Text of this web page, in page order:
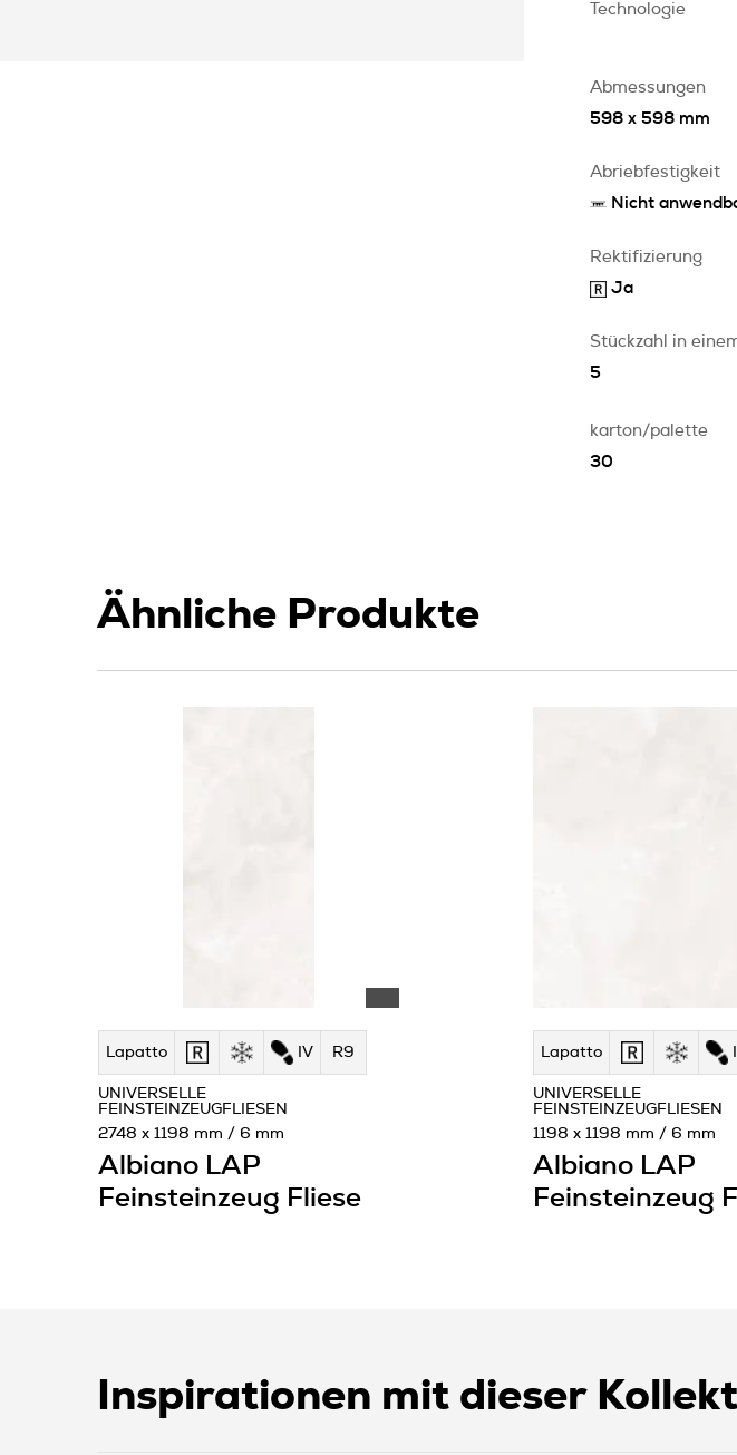
Technologie
Abmessungen
598 x 598 mm
Abriebfestigkeit
Nicht
Rektifizierung
Ja
Stückzahl in
5
karton/palette
30
Ähnliche Produkte
Lapatto IV R9
Albiano LAP
Feinsteinzeug Fliese
UNIVERSELLE
FEINSTEINZEUGFLIESEN
2748 x 1198 mm / 6 mm
Lapatto
Albiano LAP
Feinsteinzeug
UNIVERSELLE
FEINSTEINZEUGFLIESEN
1198 x 1198 mm / 6 mm
Inspirationen mit dieser